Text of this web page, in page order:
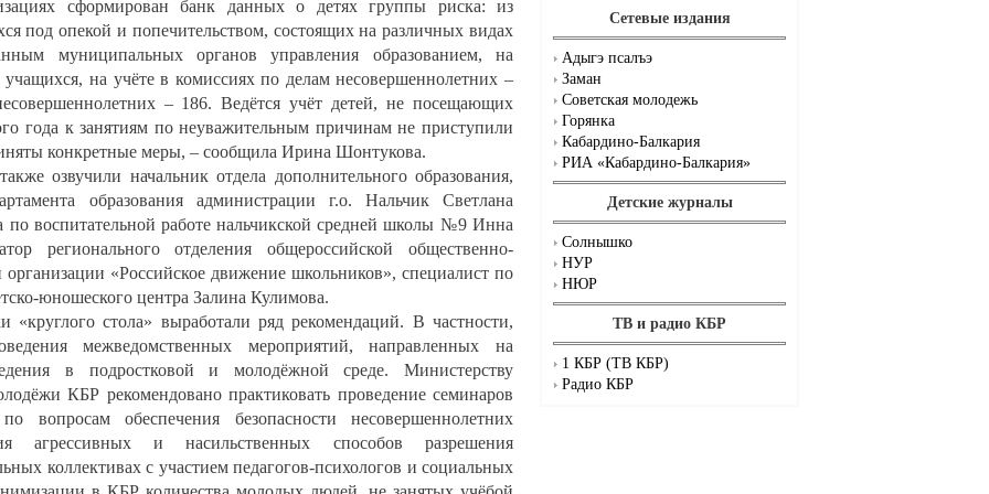
Сетевые издания
Адыгэ псалъэ
Заман
Советская молодежь
Горянка
Кабардино-Балкария
РИА «Кабардино-Балкария»
Детские журналы
Солнышко
НУР
НЮР
ТВ и радио КБР
1 КБР (ТВ КБР)
Радио КБР
сформирован банк данных о детях группы риска: из
под опекой и попечительством, состоящих на различных видах
муниципальных органов управления образованием, на
на учёте в комиссиях по делам несовершеннолетних –
– 186. Ведётся учёт детей, не посещающих
года к занятиям по неуважительным причинам не приступили
конкретные меры, – сообщила Ирина Шонтукова.
озвучили начальник отдела дополнительного образования,
образования администрации г.о. Нальчик Светлана
по воспитательной работе нальчикской средней школы №9 Инна
регионального отделения общероссийской общественно-
организации «Российское движение школьников», специалист по
юношеского центра Залина Кулимова.
стола» выработали ряд рекомендаций. В частности,
межведомственных мероприятий, направленных на
в подростковой и молодёжной среде. Министерству
КБР рекомендовано практиковать проведение семинаров
вопросам обеспечения безопасности несовершеннолетних
агрессивных и насильственных способов разрешения
коллективах с участием педагогов-психологов и социальных